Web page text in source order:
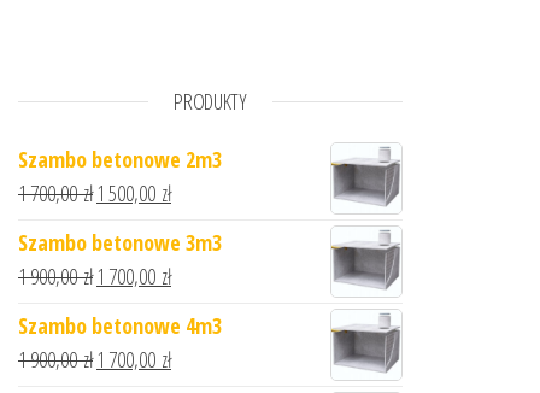
PRODUKTY
Szambo betonowe 2m3
1 700,00zł 1 500,00 zł
Szambo betonowe 3m3
1 900,00zł 1 700,00 zł
Szambo betonowe 4m3
1 900,00zł 1 700,00 zł